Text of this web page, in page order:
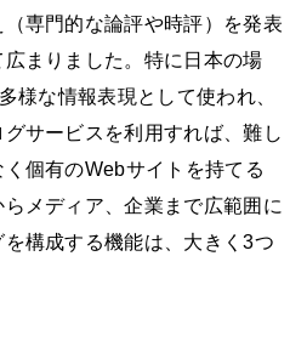
専門的な論評や時評）を発表
まりました。特に日本の場
様な情報表現として使われ、
サービスを利用すれば、難し
個有のWebサイトを持てる
メディア、企業まで広範囲に
構成する機能は、大きく3つ